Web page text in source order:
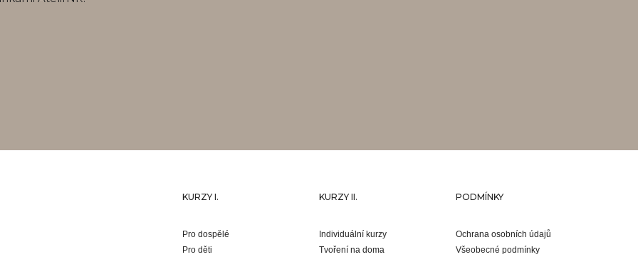
KURZY I.
Pro dospělé
Pro děti
KURZY II.
Individuální kurzy
Tvoření na doma
PODMÍNKY
Ochrana osobních údajů
Všeobecné podmínky